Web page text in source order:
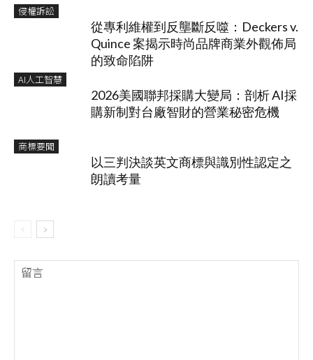
侵權訴訟
從專利維權到反壟斷反噬：Deckers v.
Quince 案揭示時尚品牌商業外觀佈局
的致命陷阱
AI人工智慧
2026美國聯邦採購大變局：剖析 AI採
購新制對台廠智財的營業秘密危機
商標要聞
以三判決談英文商標與識別性認定之
朗讀考量